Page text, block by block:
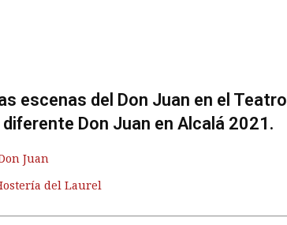
escenas del Don Juan en el Teatro
Don Juan en Alcalá 2021.
Juan
del Laurel